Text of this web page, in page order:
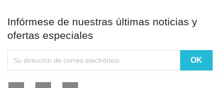
Infórmese de nuestras últimas noticias y
ofertas especiales